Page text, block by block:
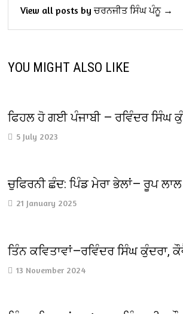
View all posts by ਚਰਨਜੀਤ ਸਿੰਘ ਪੰਨੂ →
YOU MIGHT ALSO LIKE
ਫਿਹਲ ਹੋ ਗਈ ਪੰਜਾਬੀ — ਰਵਿੰਦਰ ਸਿੰਘ
5 July 2023
ਚੁਫਿਰਨੀ ਛੰਦ: ਪਿੰਡ ਮੇਰਾ ਭੇਲਾਂ— ਰੂਪ
21 January 2025
ਤਿੰਨ ਕਵਿਤਾਵਾਂ—ਰਵਿੰਦਰ ਸਿੰਘ ਕੁੰਦਰਾ,
13 November 2024